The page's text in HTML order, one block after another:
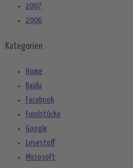
2007
2006
Kategorien
Home
Baidu
Facebook
Fundstücke
Google
Lesestoff
Microsoft